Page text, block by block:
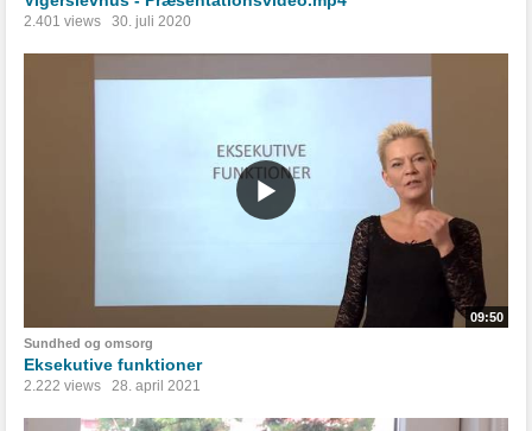
2.401 views 30. juli 2020
09:50
Sundhed og omsorg
Eksekutive funktioner
2.222 views 28. april 2021